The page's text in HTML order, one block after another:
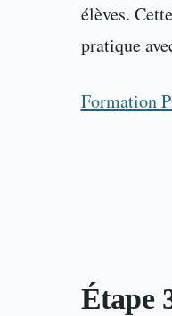
élèves.
pratique
Formation
Étape